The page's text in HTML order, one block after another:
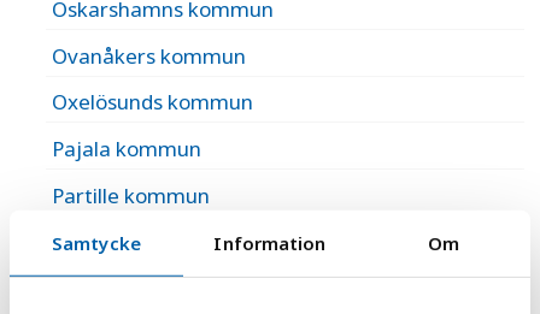
Samtycke Information Om
Oskarshamns kommun
Ovanåkers kommun
Oxelösunds kommun
Pajala kommun
Partille kommun
Perstorps kommun